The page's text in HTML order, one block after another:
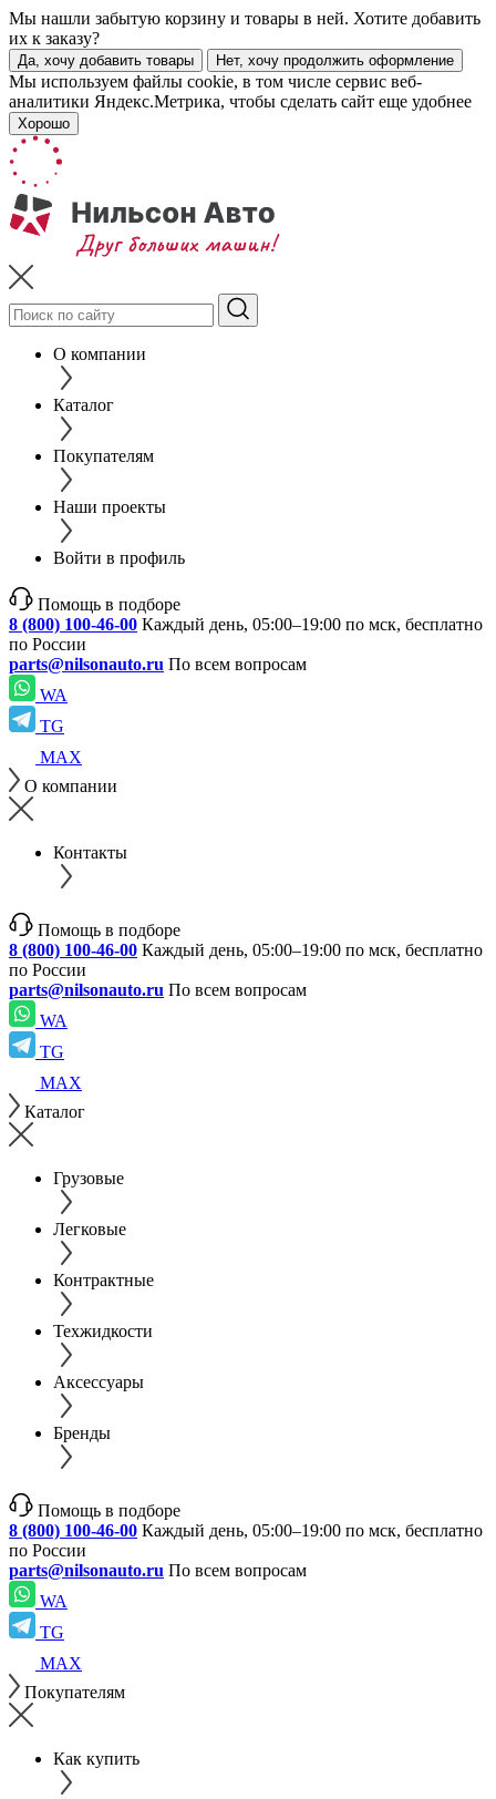
Мы нашли забытую корзину и товары в ней. Хотите добавить
их к заказу?
Да, хочу добавить товары Нет, хочу продолжить оформление
Мы используем файлы cookie, в том числе сервис веб-
аналитики Яндекс.Метрика, чтобы сделать сайт еще удобнее
Хорошо
О компании
Каталог
Покупателям
Наши проекты
Войти в профиль
Помощь в подборе
8 (800) 100-46-00 Каждый день, 05:00–19:00 по мск, бесплатно
по России
parts@nilsonauto.ru По всем вопросам
WA
TG
MAX
О компании
Контакты
Помощь в подборе
8 (800) 100-46-00 Каждый день, 05:00–19:00 по мск, бесплатно
по России
parts@nilsonauto.ru По всем вопросам
WA
TG
MAX
Каталог
Грузовые
Легковые
Контрактные
Техжидкости
Аксессуары
Бренды
Помощь в подборе
8 (800) 100-46-00 Каждый день, 05:00–19:00 по мск, бесплатно
по России
parts@nilsonauto.ru По всем вопросам
WA
TG
MAX
Покупателям
Как купить